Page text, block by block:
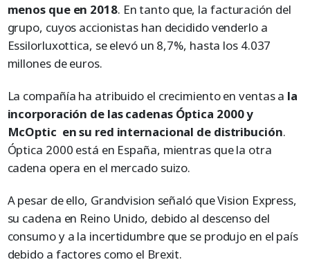
menos que en 2018. En tanto que, la facturación del
grupo, cuyos accionistas han decidido venderlo a
Essilorluxottica, se elevó un 8,7%, hasta los 4.037
millones de euros.
La compañía ha atribuido el crecimiento en ventas a la
incorporación de las cadenas Óptica 2000 y
McOptic en su red internacional de distribución.
Óptica 2000 está en España, mientras que la otra
cadena opera en el mercado suizo.
A pesar de ello, Grandvision señaló que Vision Express,
su cadena en Reino Unido, debido al descenso del
consumo y a la incertidumbre que se produjo en el país
debido a factores como el Brexit.